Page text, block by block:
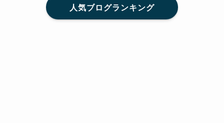
人気ブログランキング